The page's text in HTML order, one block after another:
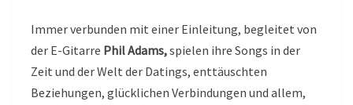
Immer verbunden mit einer Einleitung, begleitet von
der E-Gitarre Phil Adams,spielen ihre Songs in der
Zeit und der Welt der Datings, enttäuschten
Beziehungen, glücklichen Verbindungen und allem,